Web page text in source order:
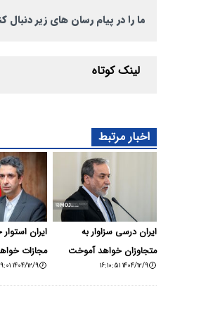
ما را در پیام رسان های زیر دنبال
لینک کوتاه
اخبار مرتبط
ایران درسی سزاوار به
متجاوزان خواهد آموخت
۱۴۰۴/۱۲/۹ ۱۶:۱۰:۵۱
ایران استوار
مجازات
۱۴۰۴/۱۲/۹ ۱۲:۴۹:۰۱